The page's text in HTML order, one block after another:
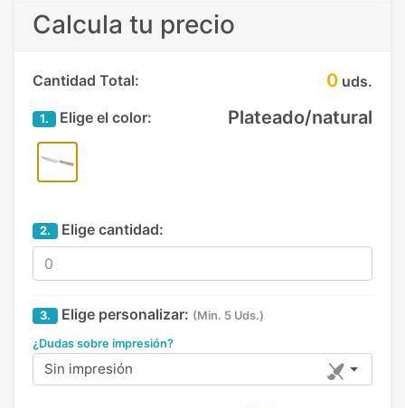
Calcula tu precio
Cantidad Total: 0 uds.
1. Elige el color: Plateado/natural
2. Elige cantidad:
3. Elige personalizar: (Min. 5 Uds.)
¿Dudas sobre impresión?
Sin impresión